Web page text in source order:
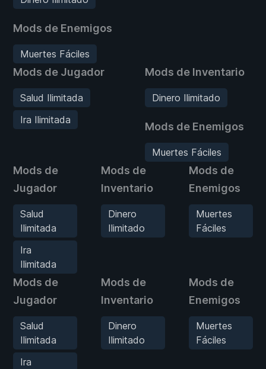
Mods de Enemigos
Muertes Fáciles
Mods de Jugador
Salud Ilimitada
Ira Ilimitada
Mods de Inventario
Dinero Ilimitado
Mods de Enemigos
Muertes Fáciles
Mods de
Jugador
Salud
Ilimitada
Ira
Ilimitada
Mods de
Inventario
Dinero
Ilimitado
Mods de
Enemigos
Muertes
Fáciles
Mods de
Jugador
Salud
Ilimitada
Ira
Mods de
Inventario
Dinero
Ilimitado
Mods de
Enemigos
Muertes
Fáciles